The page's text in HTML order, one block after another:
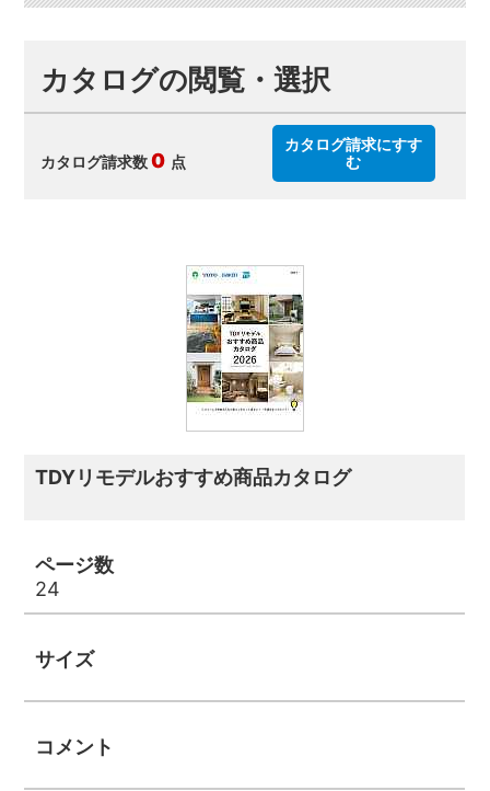
カタログの閲覧・選択
カタログ請求数 0 点
カタログ請求にすす
む
TDYリモデルおすすめ商品カタログ
ページ数
24
サイズ
コメント